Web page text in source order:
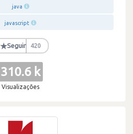
java
javascript
★Seguir 420
310.6 k
Visualizações